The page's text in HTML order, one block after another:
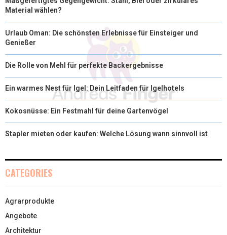
Material wählen?
Urlaub Oman: Die schönsten Erlebnisse für Einsteiger und
Genießer
Die Rolle von Mehl für perfekte Backergebnisse
Ein warmes Nest für Igel: Dein Leitfaden für Igelhotels
Kokosnüsse: Ein Festmahl für deine Gartenvögel
Stapler mieten oder kaufen: Welche Lösung wann sinnvoll ist
CATEGORIES
Agrarprodukte
Angebote
Architektur